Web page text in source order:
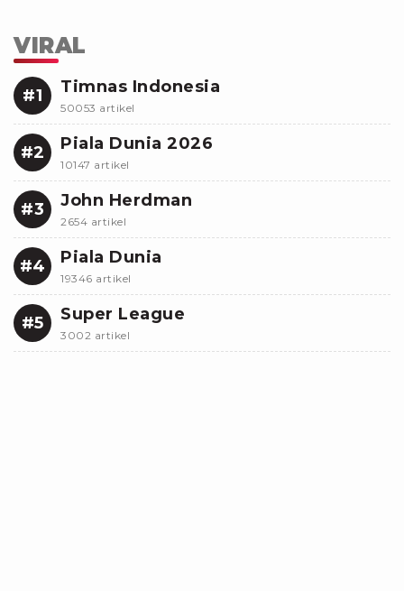
VIRAL
#1 Timnas Indonesia
50053 artikel
#2 Piala Dunia 2026
10147 artikel
#3 John Herdman
2654 artikel
#4 Piala Dunia
19346 artikel
#5 Super League
3002 artikel